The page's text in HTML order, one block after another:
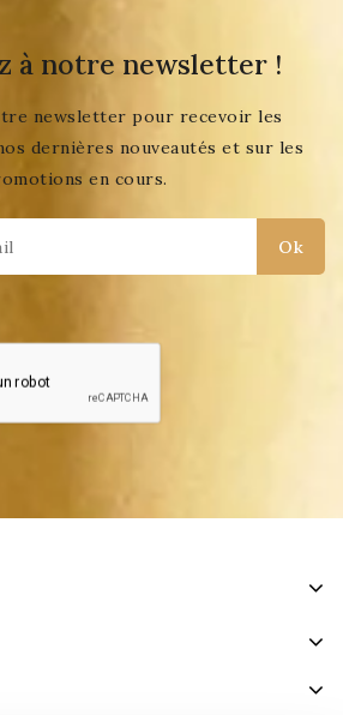
à notre newsletter !
newsletter pour recevoir les
dernières nouveautés et sur les
en cours.